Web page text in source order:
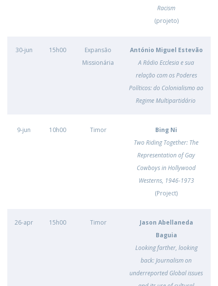
Racism
(projeto)
30-jun 15h00
Expansão
Missionária
António Miguel Estevão
A Rádio Ecclesia e sua
relação com os Poderes
Políticos: do Colonialismo ao
Regime Multipartidário
9-jun 10h00 Timor
Bing Ni
Two Riding Together: The
Representation of Gay
Cowboys in Hollywood
Westerns, 1946-1973
(Project)
26-apr 15h00 Timor
Jason Abellaneda
Baguia
Looking farther, looking
back: Journalism on
underreported Global issues